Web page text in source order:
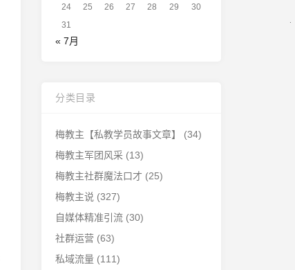
24
25 26 27 28 29
30
31
« 7月
分类目录
梅教主【私教学员故事文章】
(34)
梅教主军团风采 (13)
梅教主社群魔法口才 (25)
梅教主说 (327)
自媒体精准引流 (30)
社群运营 (63)
私域流量 (111)